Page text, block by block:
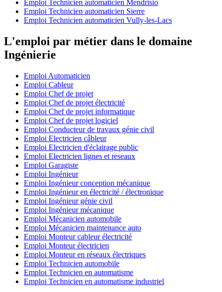
Emploi Technicien automaticien Mendrisio
Emploi Technicien automaticien Sierre
Emploi Technicien automaticien Vully-les-Lacs
L'emploi par métier dans le domaine
Ingénierie
Emploi Automaticien
Emploi Cableur
Emploi Chef de projet
Emploi Chef de projet électricité
Emploi Chef de projet informatique
Emploi Chef de projet logiciel
Emploi Conducteur de travaux génie civil
Emploi Electricien câbleur
Emploi Electricien d'éclairage public
Emploi Electricien lignes et reseaux
Emploi Garagiste
Emploi Ingénieur
Emploi Ingénieur conception mécanique
Emploi Ingénieur en électricité / électronique
Emploi Ingénieur génie civil
Emploi Ingénieur mécanique
Emploi Mécanicien automobile
Emploi Mécanicien maintenance auto
Emploi Monteur cableur électricité
Emploi Monteur électricien
Emploi Monteur en réseaux électriques
Emploi Technicien automobile
Emploi Technicien en automatisme
Emploi Technicien en automatisme industriel